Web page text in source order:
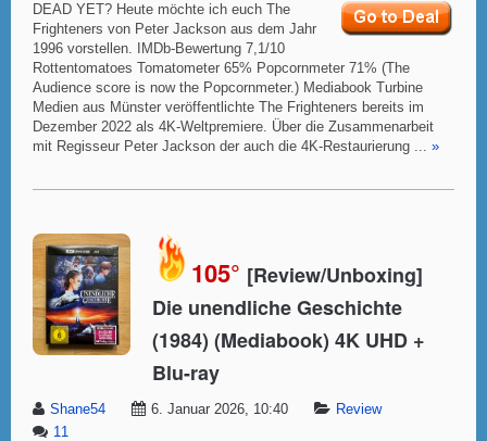
DEAD YET? Heute möchte ich euch The
Frighteners von Peter Jackson aus dem Jahr
1996 vorstellen. IMDb-Bewertung 7,1/10
Rottentomatoes Tomatometer 65% Popcornmeter 71% (The
Audience score is now the Popcornmeter.) Mediabook Turbine
Medien aus Münster veröffentlichte The Frighteners bereits im
Dezember 2022 als 4K-Weltpremiere. Über die Zusammenarbeit
mit Regisseur Peter Jackson der auch die 4K-Restaurierung ... »
105° [Review/Unboxing]
Die unendliche Geschichte
(1984) (Mediabook) 4K UHD +
Blu-ray
Shane54 6. Januar 2026, 10:40
Review
11